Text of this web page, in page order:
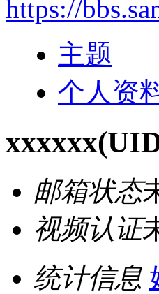
https://
主题
个人资
xxxxxx
邮箱状态
视频认证
统计信息